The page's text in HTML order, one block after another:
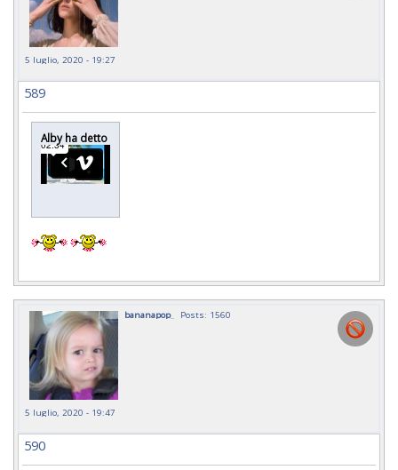
5 luglio, 2020 - 19:27
589
Alby ha detto
bananapop_ Posts: 1560
5 luglio, 2020 - 19:47
590